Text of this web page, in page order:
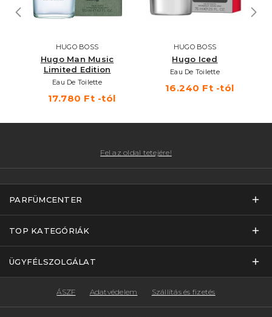
HUGO BOSS
Hugo Man Music
Limited Edition
Eau De Toilette
17.780 Ft -tól
HUGO BOSS
Hugo Iced
Eau De Toilette
16.240 Ft -tól
Fel az oldal tetejére!
PARFÜMCENTER
TOP KATEGÓRIÁK
ÜGYFÉLSZOLGÁLAT
ÁSZF Adatvédelem Szállítás és fizetés